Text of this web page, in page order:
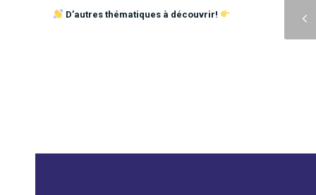
D’autres thématiques à découvrir!
Précédent